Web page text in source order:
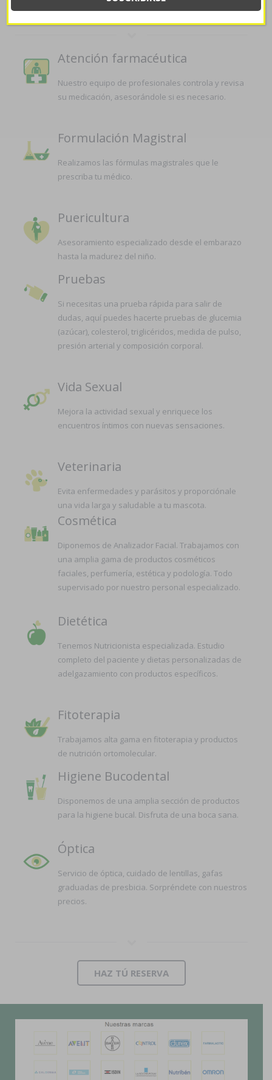
Atención farmacéutica
Nuestro equipo de profesionales controla y revisa
su medicación, asesorándole si es necesario.
Formulación Magistral
Realizamos las fórmulas magistrales que le
prescriba tu médico.
Puericultura
Asesoramiento especializado desde el embarazo
hasta la madurez del niño.
Pruebas
Si necesitas una prueba rápida para salir de
dudas, aquí puedes hacerte pruebas de glucemia
(azúcar), colesterol, triglicéridos, medida de pulso,
presión arterial y composición corporal.
Vida Sexual
Mejora la actividad sexual y enriquece los
encuentros íntimos con nuevas sensaciones.
Veterinaria
Evita enfermedades y parásitos y proporciónale
una vida larga y saludable a tu mascota.
Cosmética
Diponemos de Analizador Facial. Trabajamos con
una amplia gama de productos cosméticos
faciales, perfumería, estética y podología. Todo
supervisado por nuestro personal especializado.
Dietética
Tenemos Nutricionista especializada. Estudio
completo del paciente y dietas personalizadas de
adelgazamiento con productos específicos.
Fitoterapia
Trabajamos alta gama en fitoterapia y productos
de nutrición ortomolecular.
Higiene Bucodental
Disponemos de una amplia sección de productos
para la higiene bucal. Disfruta de una boca sana.
Óptica
Servicio de óptica, cuidado de lentillas, gafas
graduadas de presbicia. Sorpréndete con nuestros
precios.
HAZ TÚ RESERVA